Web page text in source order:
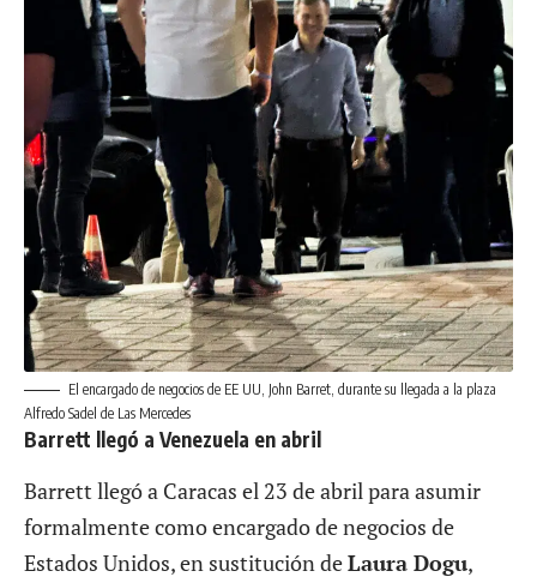
El encargado de negocios de EE UU, John Barret, durante su llegada a la plaza
Alfredo Sadel de Las Mercedes
Barrett llegó a Venezuela en abril
Barrett llegó a Caracas el 23 de abril para asumir
formalmente como encargado de negocios de
Estados Unidos, en sustitución deLaura Dogu,